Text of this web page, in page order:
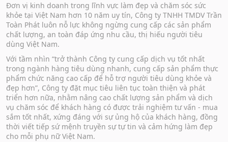
Đơn vị kinh doanh trong lĩnh vực làm đẹp và chăm sóc sức
khỏe tại Việt Nam hơn 10 năm uy tín, Công ty TNHH TMDV Trần
Toàn Phát luôn nỗ lực không ngừng cung cấp các sản phẩm
chất lượng, an toàn đáp ứng nhu cầu, thị hiếu người tiêu
dùng Việt Nam.
Với tầm nhìn “trở thành Công ty cung cấp dịch vụ tốt nhất
trong ngành hàng tiêu dùng nhanh, cung cấp sản phẩm thực
phẩm chức năng cao cấp để hỗ trợ người tiêu dùng khỏe và
đẹp hơn”, Công ty đặt mục tiêu liên tục toàn thiện và phát
triển hơn nữa, nhằm nâng cao chất lượng sản phẩm và dịch
vụ chăm sóc để khách hàng có được trải nghiệm tư vấn - mua
sắm tốt nhất, xứng đáng với sự ủng hộ của khách hàng, đồng
thời viết tiếp sứ mệnh truyền sự tự tin và cảm hứng làm đẹp
cho mỗi phụ nữ Việt Nam.